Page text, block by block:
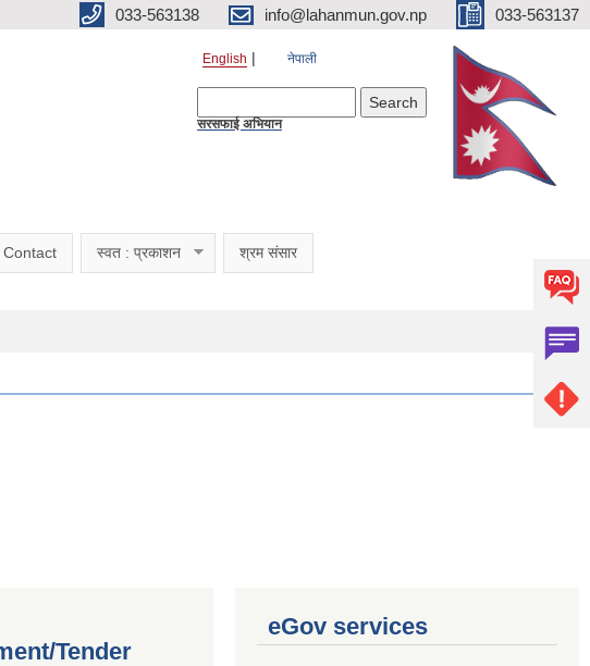
033-563138 info@lahanmun.gov.np 033-563137
English नेपाली
सरसफाई अभियान
Contact स्वत : प्रकाशन श्रम संसार
Tender
eGov services